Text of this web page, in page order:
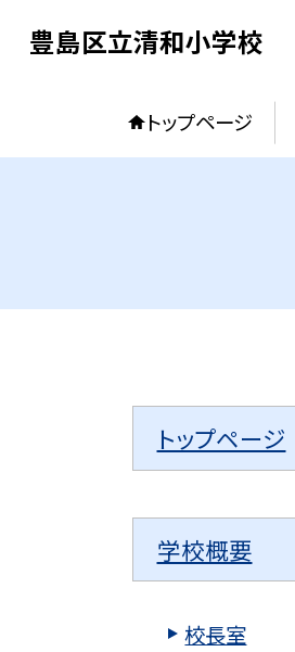
豊島区立清和小学校
トップページ
トップページ
学校概要
校長室